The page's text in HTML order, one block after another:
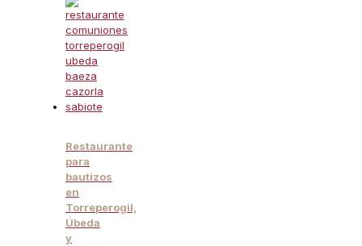
Restaurante
para
bautizos
en
Torreperogil,
Úbeda
y